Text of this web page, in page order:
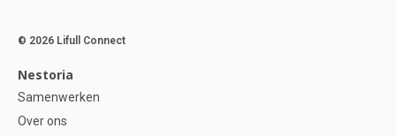
© 2026 Lifull Connect
Nestoria
Samenwerken
Over ons